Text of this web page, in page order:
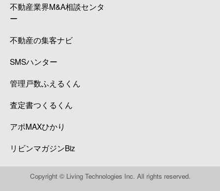
不動産業界M&A相談センタ
ー
不動産の集客ナビ
SMSハンター
管理戸数ふえるくん
査定書つくるくん
アポMAXひかり
リビンマガジンBiz
Copyright © Living Technologies Inc. All rights reserved.